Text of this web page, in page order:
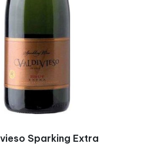
Sparking Extra